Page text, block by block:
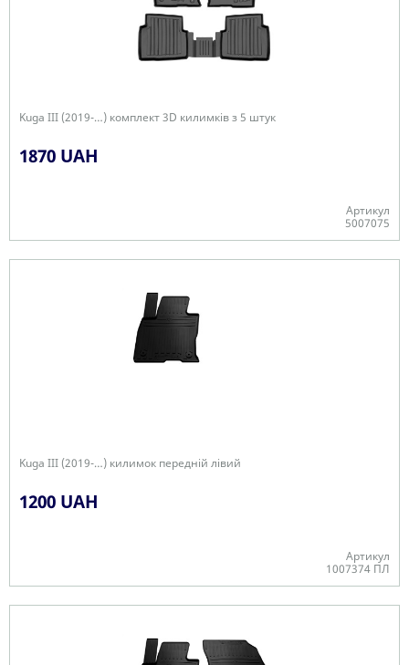
Kuga III (2019-…) комплект 3D килимків з 5 штук
1870 UAH
Артикул
5007075
Kuga III (2019-…) килимок передній лівий
1200 UAH
Артикул
1007374 ПЛ